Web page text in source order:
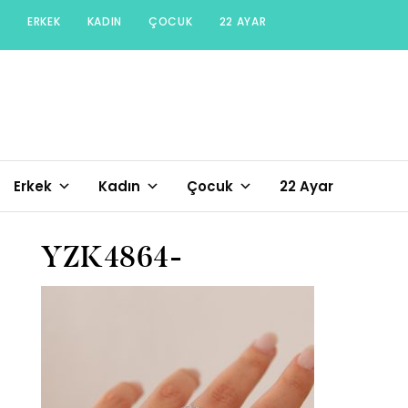
content
ERKEK KADIN ÇOCUK 22 AYAR
Erkek Kadın Çocuk 22 Ayar
YZK4864-